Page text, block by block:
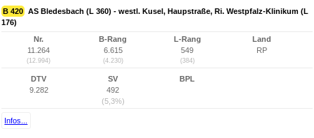
B 420 AS Bledesbach (L 360) - westl. Kusel, Haupstraße, Ri. Westpfalz-Klinikum (L
176)
Nr.
11.264
(12.994)
B-Rang
6.615
(4.230)
L-Rang
549
(384)
Land
RP
DTV
9.282
SV
492
(5,3%)
BPL
Infos...